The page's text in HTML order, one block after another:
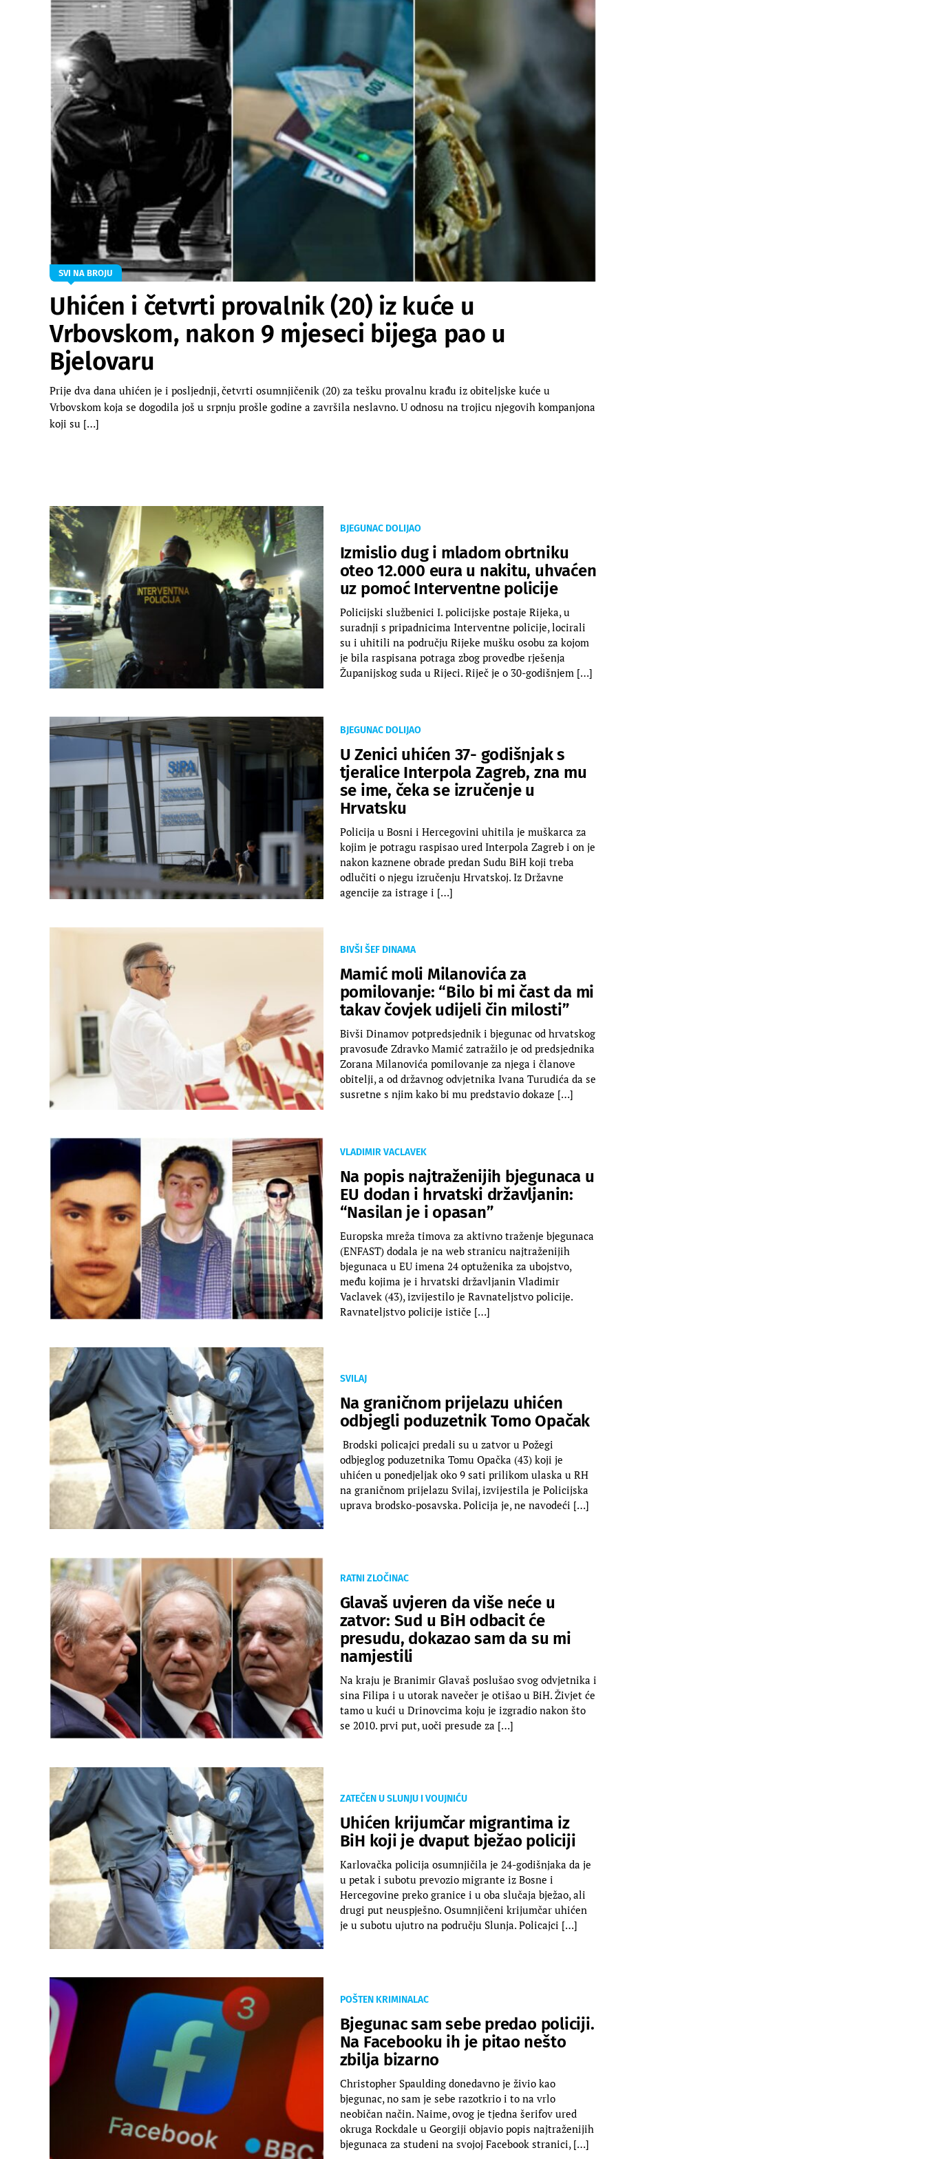
SVI NA BROJU
Uhićen i četvrti provalnik (20) iz kuće u
Vrbovskom, nakon 9 mjeseci bijega pao u
Bjelovaru
Prije dva dana uhićen je i posljednji, četvrti osumnjičenik (20) za tešku provalnu krađu iz obiteljske kuće u
Vrbovskom koja se dogodila još u srpnju prošle godine a završila neslavno. U odnosu na trojicu njegovih kompanjona
koji su […]
BJEGUNAC DOLIJAO
Izmislio dug i mladom obrtniku
oteo 12.000 eura u nakitu, uhvaćen
uz pomoć Interventne policije
Policijski službenici I. policijske postaje Rijeka, u
suradnji s pripadnicima Interventne policije, locirali
su i uhitili na području Rijeke mušku osobu za kojom
je bila raspisana potraga zbog provedbe rješenja
Županijskog suda u Rijeci. Riječ je o 30-godišnjem […]
BJEGUNAC DOLIJAO
U Zenici uhićen 37- godišnjak s
tjeralice Interpola Zagreb, zna mu
se ime, čeka se izručenje u
Hrvatsku
Policija u Bosni i Hercegovini uhitila je muškarca za
kojim je potragu raspisao ured Interpola Zagreb i on je
nakon kaznene obrade predan Sudu BiH koji treba
odlučiti o njegu izručenju Hrvatskoj. Iz Državne
agencije za istrage i […]
BIVŠI ŠEF DINAMA
Mamić moli Milanovića za
pomilovanje: “Bilo bi mi čast da mi
takav čovjek udijeli čin milosti”
Bivši Dinamov potpredsjednik i bjegunac od hrvatskog
pravosuđe Zdravko Mamić zatražilo je od predsjednika
Zorana Milanovića pomilovanje za njega i članove
obitelji, a od državnog odvjetnika Ivana Turudića da se
susretne s njim kako bi mu predstavio dokaze […]
VLADIMIR VACLAVEK
Na popis najtraženijih bjegunaca u
EU dodan i hrvatski državljanin:
“Nasilan je i opasan”
Europska mreža timova za aktivno traženje bjegunaca
(ENFAST) dodala je na web stranicu najtraženijih
bjegunaca u EU imena 24 optuženika za ubojstvo,
među kojima je i hrvatski državljanin Vladimir
Vaclavek (43), izvijestilo je Ravnateljstvo policije.
Ravnateljstvo policije ističe […]
SVILAJ
Na graničnom prijelazu uhićen
odbjegli poduzetnik Tomo Opačak
Brodski policajci predali su u zatvor u Požegi
odbjeglog poduzetnika Tomu Opačka (43) koji je
uhićen u ponedjeljak oko 9 sati prilikom ulaska u RH
na graničnom prijelazu Svilaj, izvijestila je Policijska
uprava brodsko-posavska. Policija je, ne navodeći […]
RATNI ZLOČINAC
Glavaš uvjeren da više neće u
zatvor: Sud u BiH odbacit će
presudu, dokazao sam da su mi
namjestili
Na kraju je Branimir Glavaš poslušao svog odvjetnika i
sina Filipa i u utorak navečer je otišao u BiH. Živjet će
tamo u kući u Drinovcima koju je izgradio nakon što
se 2010. prvi put, uoči presude za […]
ZATEČEN U SLUNJU I VOUJNIĆU
Uhićen krijumčar migrantima iz
BiH koji je dvaput bježao policiji
Karlovačka policija osumnjičila je 24-godišnjaka da je
u petak i subotu prevozio migrante iz Bosne i
Hercegovine preko granice i u oba slučaja bježao, ali
drugi put neuspješno. Osumnjičeni krijumčar uhićen
je u subotu ujutro na području Slunja. Policajci […]
POŠTEN KRIMINALAC
Bjegunac sam sebe predao policiji.
Na Facebooku ih je pitao nešto
zbilja bizarno
Christopher Spaulding donedavno je živio kao
bjegunac, no sam je sebe razotkrio i to na vrlo
neobičan način. Naime, ovog je tjedna šerifov ured
okruga Rockdale u Georgiji objavio popis najtraženijih
bjegunaca za studeni na svojoj Facebook stranici, […]